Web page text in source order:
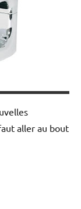
aller au bout